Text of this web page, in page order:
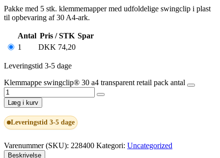
Pakke med 5 stk. klemmemapper med udfoldelige swingclip i plast
til opbevaring af 30 A4-ark.
Antal Pris / STK Spar
1
DKK 74,20
Leveringstid 3-5 dage
Klemmappe swingclip® 30 a4 transparent retail pack antal
Læg i kurv
Leveringstid 3-5 dage
Varenummer (SKU): 228400 Kategori: Uncategorized
Beskrivelse